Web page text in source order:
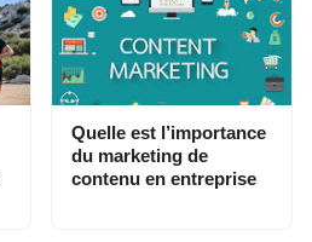
Quelle est l’importance
du marketing de
contenu en entreprise